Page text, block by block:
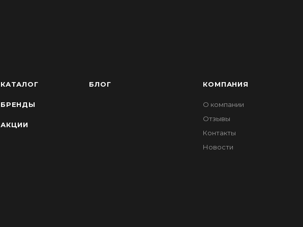
КАТАЛОГ
БРЕНДЫ
АКЦИИ
БЛОГ КОМПАНИЯ
О компании
Отзывы
Контакты
Новости